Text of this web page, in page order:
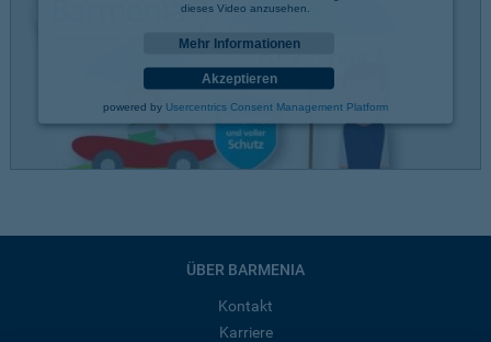
dieses Video anzusehen.
Mehr Informationen
Akzeptieren
powered by Usercentrics Consent Management Platform
ÜBER BARMENIA
Kontakt
Karriere